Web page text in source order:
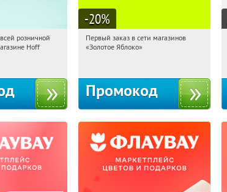
Получили:
розничной
Hoff
-20%
00:17:13
Получи первым!
Первый заказ в сети магазинов
«Золотое Яблоко»
Промокод